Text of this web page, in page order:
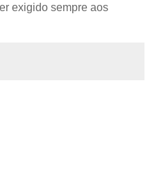
exigido sempre aos